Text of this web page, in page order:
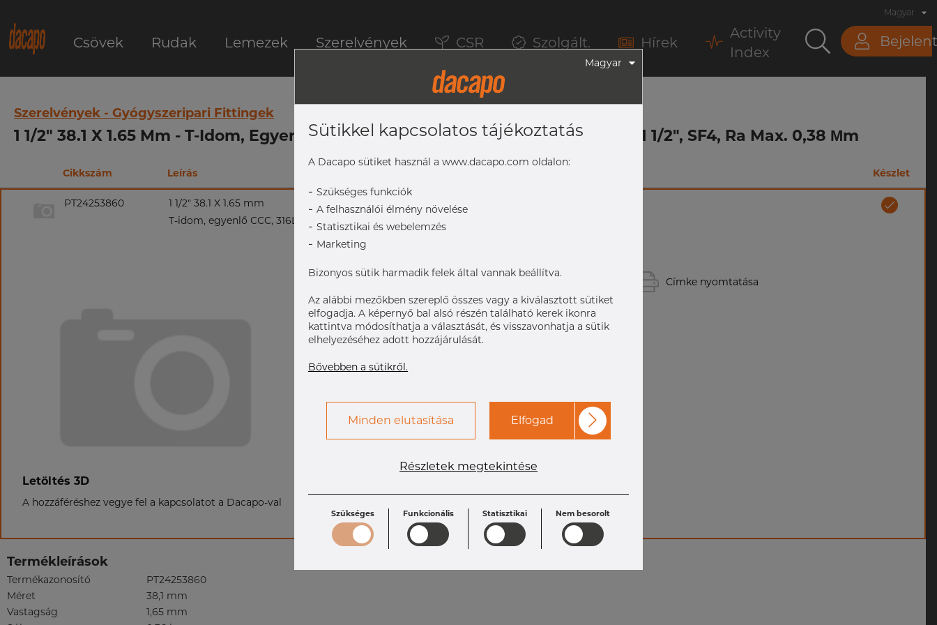
Csövek Rudak Lemezek Szerelvények CSR Szolgált. Hírek
Activity
Index
Magyar
Szerelvények - Gyógyszeripari Fittingek
1 1/2" 38.1 X 1.65 Mm - T-Idom, Egyenlő CCC, 316L, ASME BPE, DT-4.1.2-4 (DT-18), 1 1/2", SF4, Ra Max. 0,38 Μm
Cikkszám Leírás Készlet
PT24253860
1 1/2" 38.1 X 1.65 mm
T-idom, egyenlő CCC, 316L, ASME BPE, DT-4.1.2-4 (DT-18), 1 1/2", SF4, Ra max. 0,38 µm
Letöltés 3D
A hozzáféréshez vegye fel a kapcsolatot a Dacapo-val
Címke nyomtatása
Termékleírások
Termékazonosító
PT24253860
Méret
38,1 mm
Vastagság
1,65 mm
Magyar
Sütikkel kapcsolatos tájékoztatás
A Dacapo sütiket használ a www.dacapo.com oldalon:
- Szükséges funkciók
- A felhasználói élmény növelése
- Statisztikai és webelemzés
- Marketing
Bizonyos sütik harmadik felek által vannak beállítva.
Az alábbi mezőkben szereplő összes vagy a kiválasztott sütiket
elfogadja. A képernyő bal alsó részén található kerek ikonra
kattintva módosíthatja a választását, és visszavonhatja a sütik
elhelyezéséhez adott hozzájárulását.
Bővebben a sütikről.
Minden elutasítása Elfogad
Részletek megtekintése
Szükséges Funkcionális Statisztikai Nem besorolt